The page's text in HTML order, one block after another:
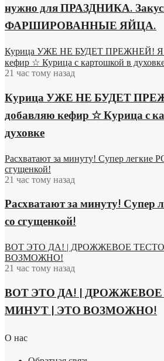
нужно для ПРАЗДНИКА.
ФАРШИРОВАННЫЕ ЯЙЦА.
Курица УЖЕ НЕ БУДЕТ ПРЕЖНЕЙ! Я
кефир ☆ Курица с картошкой в
21 час тому назад
Курица УЖЕ НЕ БУДЕТ
добавляю кефир ☆ Курица с
духовке
Расхватают за минуту! Супер
сгущенкой!
21 час тому назад
Расхватают за минуту!
со сгущенкой!
ВОТ ЭТО ДА! | ДРОЖЖЕВОЕ
ВОЗМОЖНО!
21 час тому назад
ВОТ ЭТО ДА! | ДРОЖЖЕВОЕ
МИНУТ | ЭТО ВОЗМОЖНО!
О нас